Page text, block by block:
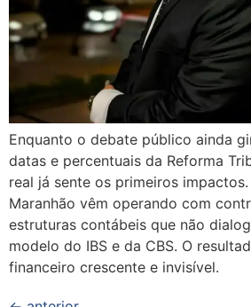
Enquanto o debate público ainda
datas e percentuais da Reforma
real já sente os primeiros
Maranhão vêm operando com
estruturas contábeis que não
modelo do IBS e da CBS. O
financeiro crescente e invisível.